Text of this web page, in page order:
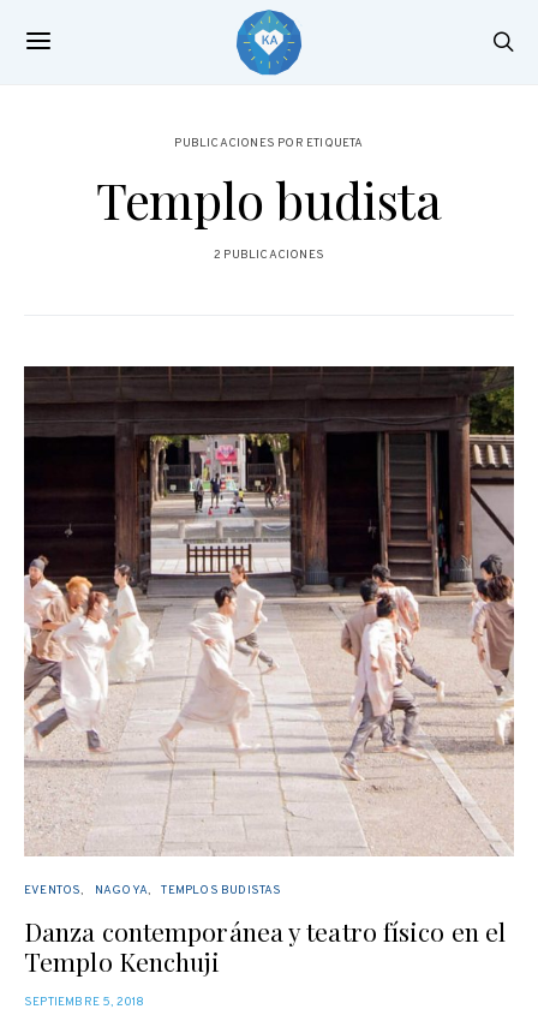
PUBLICACIONES POR ETIQUETA
Templo budista
2 PUBLICACIONES
EVENTOS NAGOYA TEMPLOS BUDISTAS
Danza contemporánea y teatro físico en el
Templo Kenchuji
POSTED
SEPTIEMBRE 5, 2018